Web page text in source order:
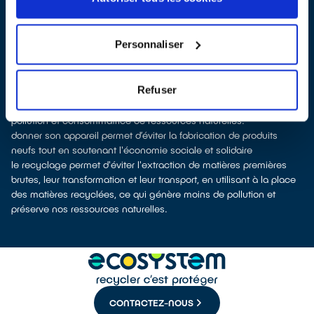
Personnaliser
Refuser
les points de vente
Les points de collecte de La Crau, partenaires de notre éco-
collectés afin que nous prenions en charge leur dépollution et
leur recyclage.
Recycler, c’est économiser les ressources et réduire l’impact
La fabrication d’appareils électriques neufs est émettrice de
pollution et consommatrice de ressources naturelles.
donner son appareil permet d’éviter la fabrication de produits
neufs tout en soutenant l'économie sociale et solidaire
le recyclage permet d'éviter l'extraction de matières premières
brutes, leur transformation et leur transport, en utilisant à la place
des matières recyclées, ce qui génère moins de pollution et
préserve nos ressources naturelles.
CONTACTEZ-NOUS